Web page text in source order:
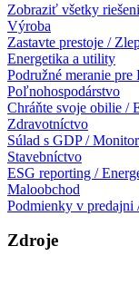
Zobraziť všetky
Výroba
Zastavte prestoje /
Energetika a utility
Podružné meranie
Poľnohospodárstvo
Chráňte svoje obilie /
Zdravotníctvo
Súlad s GDP /
Stavebníctvo
ESG reporting /
Maloobchod
Podmienky v predajni
Zdroje